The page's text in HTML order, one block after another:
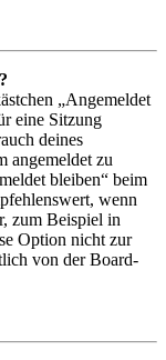
„Angemeldet
eine Sitzung
deines
angemeldet zu
bleiben“ beim
wenn
zum Beispiel in
Option nicht zur
von der Board-